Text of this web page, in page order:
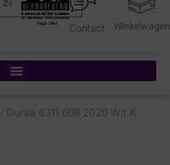
Contact
/ Durea 6311 608 2020 Wit K